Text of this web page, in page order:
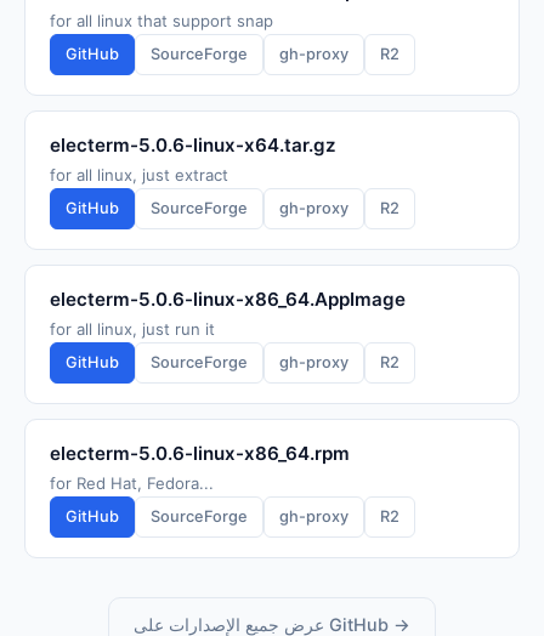
for all linux that support snap
GitHub SourceForge gh-proxy R2
electerm-5.0.6-linux-x64.tar.gz
for all linux, just extract
GitHub SourceForge gh-proxy R2
electerm-5.0.6-linux-x86_64.AppImage
for all linux, just run it
GitHub SourceForge gh-proxy R2
electerm-5.0.6-linux-x86_64.rpm
for Red Hat, Fedora...
GitHub SourceForge gh-proxy R2
عرض جميع الإصدارات على GitHub →